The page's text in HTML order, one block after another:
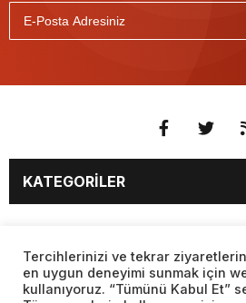
KATEGORİLER
EĞİTİM
YAŞAM
SPOR
SAYFALAR
BURÇLAR
Tercihlerinizi ve tekrar
en uygun deneyimi sunmak için
kullanıyoruz. “Tümünü Kabul Et”